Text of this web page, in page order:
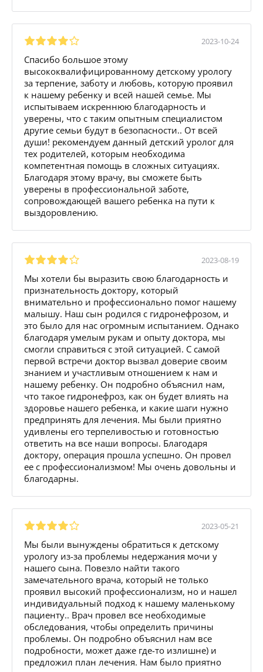
2023-10-24
Спасибо большое этому
высококвалифицированному детскому урологу
за терпение, заботу и любовь, которую проявил
к нашему ребенку и всей нашей семье. Мы
испытываем искреннюю благодарность и
уверены, что с таким опытным специалистом
другие семьи будут в безопасности.. От всей
души! рекомендуем данный детский уролог для
тех родителей, которым необходима
компетентная помощь в сложных ситуациях.
Благодаря этому врачу, вы сможете быть
уверены в профессиональной заботе,
сопровождающей вашего ребенка на пути к
выздоровлению.
2023-08-19
Мы хотели бы выразить свою благодарность и
признательность доктору, который
внимательно и профессионально помог нашему
малышу. Наш сын родился с гидронефрозом, и
это было для нас огромным испытанием. Однако
благодаря умелым рукам и опыту доктора, мы
смогли справиться с этой ситуацией. С самой
первой встречи доктор вызвал доверие своим
знанием и участливым отношением к нам и
нашему ребенку. Он подробно объяснил нам,
что такое гидронефроз, как он будет влиять на
здоровье нашего ребенка, и какие шаги нужно
предпринять для лечения. Мы были приятно
удивлены его терпеливостью и готовностью
ответить на все наши вопросы. Благодаря
доктору, операция прошла успешно. Он провел
ее с профессионализмом! Мы очень довольны и
благодарны.
2023-05-21
Мы были вынуждены обратиться к детскому
урологу из-за проблемы недержания мочи у
нашего сына. Повезло найти такого
замечательного врача, который не только
проявил высокий профессионализм, но и нашел
индивидуальный подход к нашему маленькому
пациенту.. Врач провел все необходимые
обследования, чтобы определить причины
проблемы. Он подробно объяснил нам все
подробности, может даже где-то излишне) и
предложил план лечения. Нам было приятно